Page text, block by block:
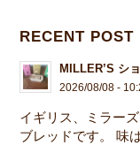
RECENT POST
MILLER’S シ
2026/08/08 -
イギリス、ミラー
ブレッドです。 味